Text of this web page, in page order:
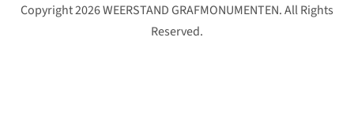
Copyright 2026 WEERSTAND GRAFMONUMENTEN. All Rights
Reserved.